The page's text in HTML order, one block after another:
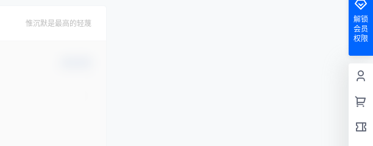
惟沉默是最高的轻蔑
解锁
会员
权限